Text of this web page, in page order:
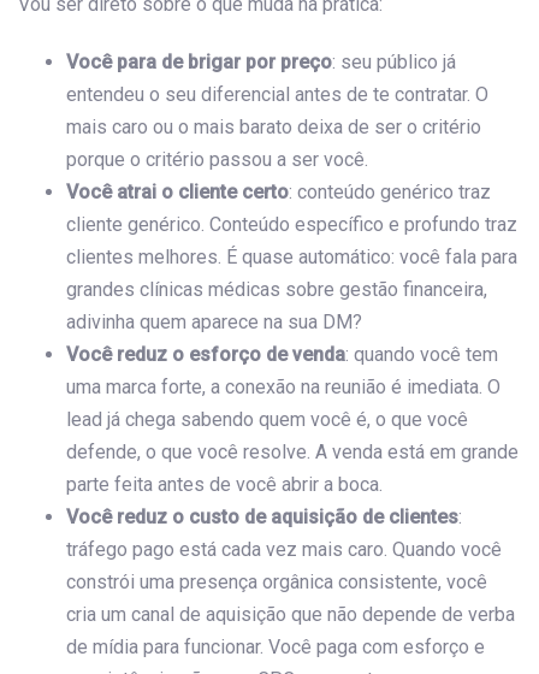
Você para de brigar por preço: seu público já
entendeu o seu diferencial antes de te contratar. O
mais caro ou o mais barato deixa de ser o critério
porque o critério passou a ser você.
Você atrai o cliente certo: conteúdo genérico traz
cliente genérico. Conteúdo específico e profundo traz
clientes melhores. É quase automático: você fala para
grandes clínicas médicas sobre gestão financeira,
adivinha quem aparece na sua DM?
Você reduz o esforço de venda: quando você tem
uma marca forte, a conexão na reunião é imediata. O
lead já chega sabendo quem você é, o que você
defende, o que você resolve. A venda está em grande
parte feita antes de você abrir a boca.
Você reduz o custo de aquisição de clientes:
tráfego pago está cada vez mais caro. Quando você
constrói uma presença orgânica consistente, você
cria um canal de aquisição que não depende de verba
de mídia para funcionar. Você paga com esforço e